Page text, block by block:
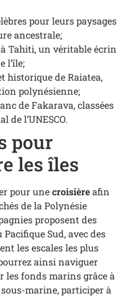
pour leurs paysages
ancestrale;
Tahiti, un véritable écrin
l’île;
historique de Raiatea,
polynésienne;
de Fakarava, classées
l’UNESCO.
pour
les îles
pour unecroisièreafin
de la Polynésie
proposent des
Sud, avec des
les escales les plus
ainsi naviguer
les fonds marins grâce à
marine, participer à